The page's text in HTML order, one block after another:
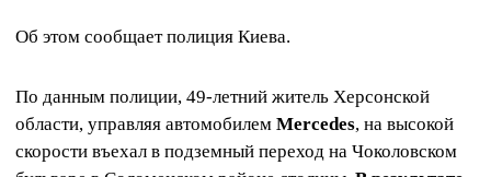
Об этом сообщает полиция Киева.
По данным полиции, 49-летний житель Херсонской
области, управляя автомобилем Mercedes, на высокой
скорости въехал в подземный переход на Чоколовском